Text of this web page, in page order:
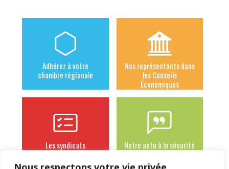
Adhérez à votre
chambre régionale
Nos représentants dans
les Conseils
Économiques
Les syndicats
Notre actu à la sécurité
indépendants